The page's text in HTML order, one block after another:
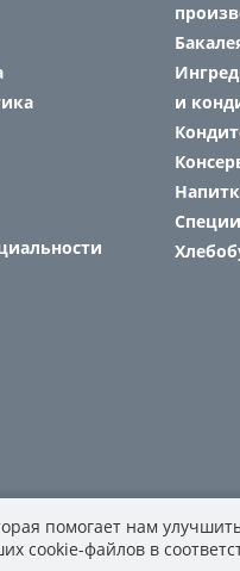
и
помогает нам
cookie-файлов в